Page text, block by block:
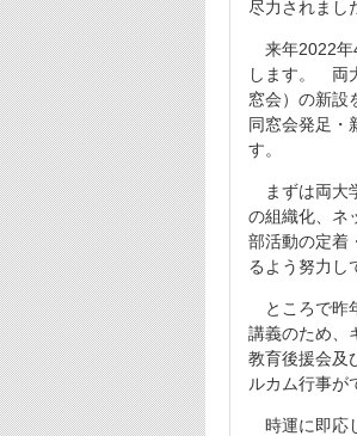
尽力されまし
来年2022年
します。 両
窓会）の新設
同窓会発足・
す。
まずは両大
の組織化、ネ
部活動の定着
るよう努力し
ところで昨
講義のため、
教育後援会及
ルカム行事が
時運に即応